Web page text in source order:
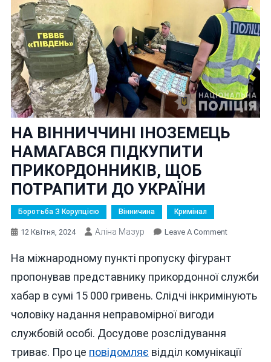
НА ВІННИЧЧИНІ ІНОЗЕМЕЦЬ
НАМАГАВСЯ ПІДКУПИТИ
ПРИКОРДОННИКІВ, ЩОБ
ПОТРАПИТИ ДО УКРАЇНИ
Боротьба З Корупцією Вінничина Кримінал
12 Квітня, 2024 Аліна Мазур Leave A CommentOn
ІНОЗЕМЕЦЬ
ПІДКУПИТИ
ДО
На міжнародному пункті пропуску фігурант
пропонував представнику прикордонної служби
хабар в сумі 15 000 гривень. Слідчі інкримінують
чоловіку надання неправомірної вигоди
службовій особі. Досудове розслідування
триває. Про це повідомляє відділ комунікації